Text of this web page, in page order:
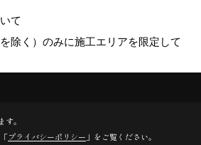
て
除く）のみに施工エリアを限定して
All Rights Reserved.
。
プライバシーポリシー 」をご覧ください。